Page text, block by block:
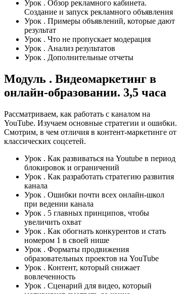
Урок . Обзор рекламного кабинета.
Создание и запуск рекламного объявления
Урок . Примеры объявлений, которые дают
результат
Урок . Что не пропускает модерация
Урок . Анализ результатов
Урок . Дополнительные отчеты
Модуль . Видеомаркетинг в
онлайн-образовании. 3,5 часа
Рассматриваем, как работать с каналом на
YouTube. Изучаем основные стратегии и ошибки.
Смотрим, в чем отличия в контент-маркетинге от
классических соцсетей.
Урок . Как развиваться на Youtube в период
блокировок и ограничений
Урок . Как разработать стратегию развития
канала
Урок . Ошибки почти всех онлайн-школ
при ведении канала
Урок . 5 главных принципов, чтобы
увеличить охват
Урок . Как обогнать конкурентов и стать
номером 1 в своей нише
Урок . Форматы продвижения
образовательных проектов на YouTube
Урок . Контент, который снижает
вовлеченность
Урок . Сценарий для видео, который